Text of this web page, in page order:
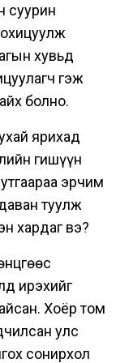
суурин
хувьд
гэж
болно.
ярихад
гишүүн
эрчим
туулж
хардаг вэ?
ирэхийг
Хоёр том
улс
сонирхол